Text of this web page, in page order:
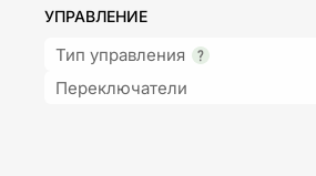
УПРАВЛЕНИЕ
Тип управления
Переключатели